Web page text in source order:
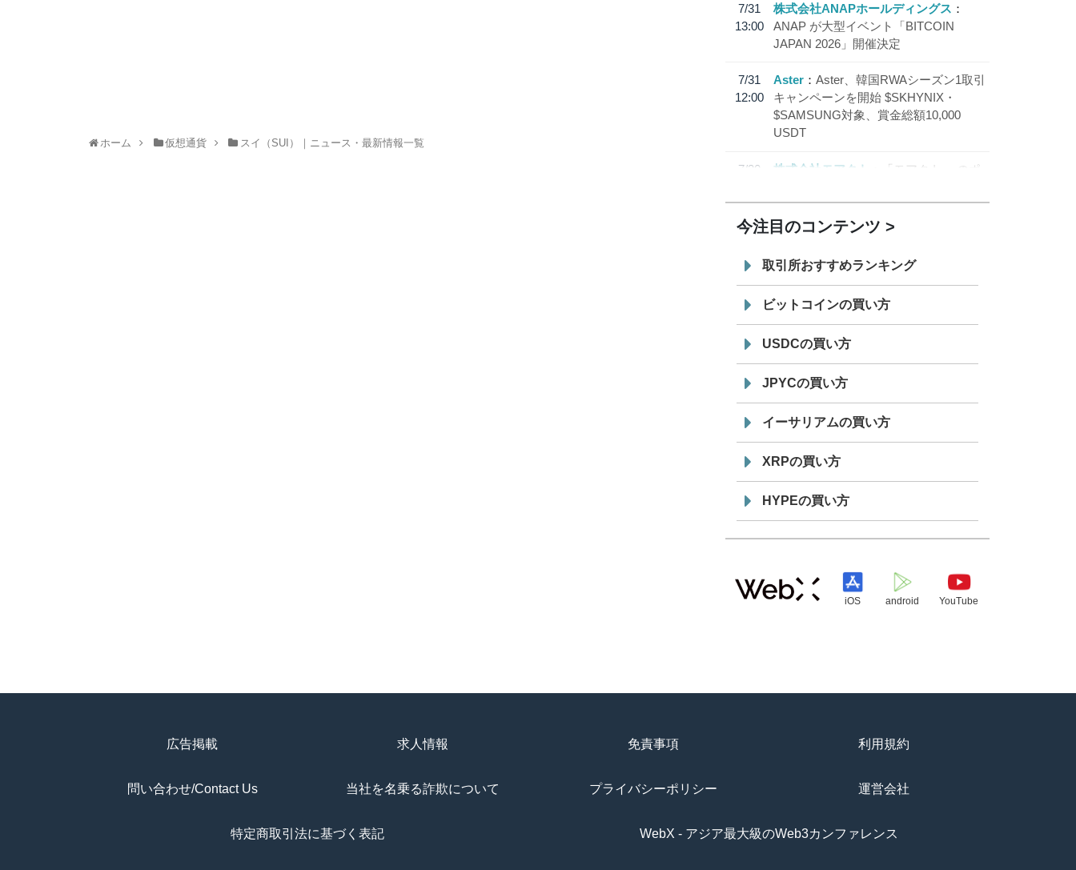
ホーム 仮想通貨 スイ（SUI）｜ニュース・最新情報一覧
7/31
13:00
株式会社ANAPホールディングス
ANAP が大型イベント「BITCOIN
JAPAN 2026」開催決定
7/31
12:00
Aster
Aster、韓国RWAシーズン1取引
キャンペーンを開始 $SKHYNIX・
$SAMSUNG対象、賞金総額10,000
USDT
7/30
株式会社モアクト
「モアクト」 のポ
「 JPYC」を追加
19:30
てステーブルコイン「JPYSC」徹底解
説セミナーを開催
今注目のコンテンツ
取引所おすすめランキング
ビットコインの買い方
USDCの買い方
JPYCの買い方
イーサリアムの買い方
XRPの買い方
HYPEの買い方
iOS android YouTube
広告掲載 求人情報 免責事項 利用規約
問い合わせ/Contact Us 当社を名乗る詐欺について プライバシーポリシー 運営会社
特定商取引法に基づく表記 WebX - アジア最大級のWeb3カンファレンス